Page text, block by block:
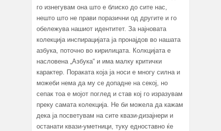
го изнегувам она што е блиско до сите нас,
нешто што не прави поразични од другите и го
обележува нашиот идентитет. За најновата
колекција инспирацијата ја пронајдов во нашата
азбука, поточно во кирилицата. Колкцијата е
насловена „Азбука“ и има малку критички
карактер. Пораката која ја носи е многу силна и
можеби нема да му се допадне на секој, но
сепак тоа е мојот поглед и став кој го изразувам
преку самата колекција. Не би можела да кажам
дека ја посветувам на сите квази-дизајнери и
останати квази-уметници, туку едноставно ќе